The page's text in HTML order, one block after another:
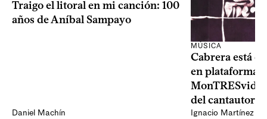
Traigo el litoral en mi canción: 100
años de Aníbal Sampayo
Daniel Machín
MÚSICA
Cabrera está
en plataformas
del cantautor
Ignacio Martínez